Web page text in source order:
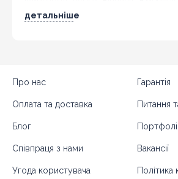
Бердичів, Житомир, Новоград-
Коростень,
детальніше
Про нас Гарантія
Оплата та доставка Питання
Блог
Співпраця з нами Вакансії
Угода користувача Політика